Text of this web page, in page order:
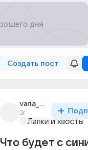
Создать пост
varia_machigina
3г
Лапки и хвосты
Что будет с